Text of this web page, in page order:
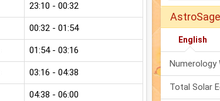
23:10 - 00:32
00:32 - 01:54
01:54 - 03:16
03:16 - 04:38
04:38 - 06:00
English